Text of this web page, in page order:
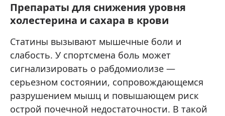
Препараты для снижения уровня
холестерина и сахара в крови
Статины вызывают мышечные боли и
слабость. У спортсмена боль может
сигнализировать о рабдомиолизе —
серьезном состоянии, сопровождающемся
разрушением мышц и повышающем риск
острой почечной недостаточности. В такой